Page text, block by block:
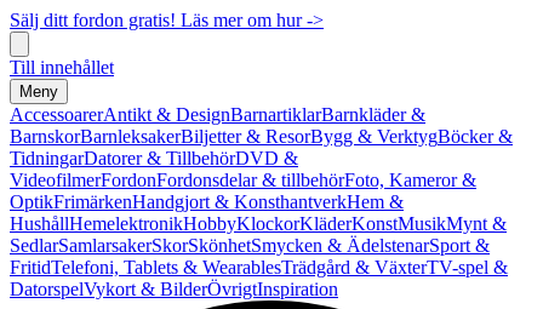
Sälj ditt fordon gratis! Läs mer om hur ->
Till innehållet
Meny
AccessoarerAntikt & DesignBarnartiklarBarnkläder &
BarnskorBarnleksakerBiljetter & ResorBygg & VerktygBöcker &
TidningarDatorer & TillbehörDVD &
VideofilmerFordonFordonsdelar & tillbehörFoto, Kameror &
OptikFrimärkenHandgjort & KonsthantverkHem &
HushållHemelektronikHobbyKlockorKläderKonstMusikMynt &
SedlarSamlarsakerSkorSkönhetSmycken & ÄdelstenarSport &
FritidTelefoni, Tablets & WearablesTrädgård & VäxterTV-spel &
DatorspelVykort & BilderÖvrigtInspiration